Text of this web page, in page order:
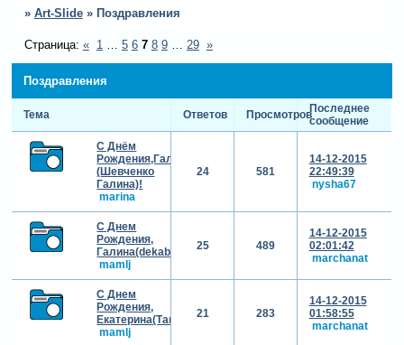
» Art-Slide » Поздравления
Поздравления
Страница: « 1 … 5 6 7 8 9 … 29 »
Тема Ответов ПросмотровПоследнее
сообщение
С Днём
Рождения,Галина
(Шевченко
Галина)!
marina
24 581
14-12-2015
22:49:39
nysha67
С Днем
Рождения,
Галина(dekabrinka777)!!!
mamlj
25 489
14-12-2015
02:01:42
marchanat
С Днем
Рождения,
Екатерина(Такай)!!!
mamlj
21 283
14-12-2015
01:58:55
marchanat